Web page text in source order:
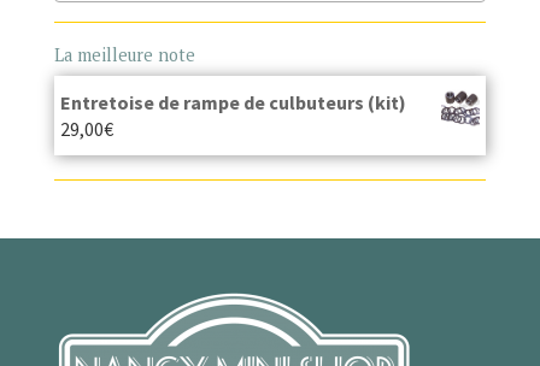
La meilleure note
Entretoise de rampe de culbuteurs (kit)
29,00€